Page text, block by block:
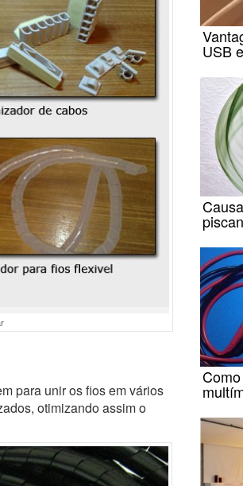
para unir os fios em vários
otimizando assim o
USB